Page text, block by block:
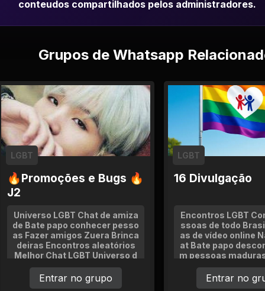
conteudos compartilhados pelos administradores.
Grupos de Whatsapp
🔥Promoções e Bugs 🔥
J2
LGBT
Universo LGBT Chat de amiza
de Bate papo conhecer pesso
as Fazer amigos Zuera Brinca
deiras Encontros aleatórios
Melhor Chat LGBT Universo d
e Diversidade Amizade conhe
cimento Venham conhecer a
pessoa da sua vida Namoro
Entrar no grupo
16 Divulgação
LGBT
Encontros LGBT
ssoas de todo
as de vídeo online
at Bate papo
m pessoas
hat de bate papo
dade Ao entrar
com foto e idade
Entrar no